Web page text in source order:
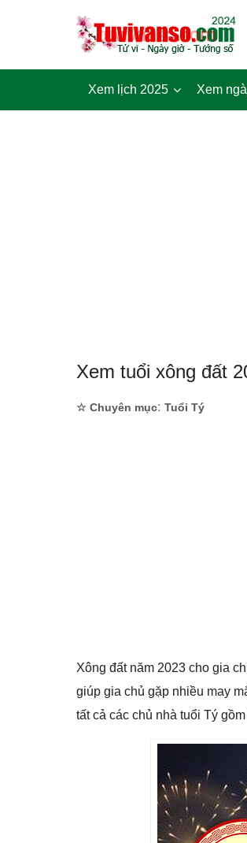
Xem lịch 2025 Xem
Xem tuổi xông đất
☆ Chuyên mục: Tuổi Tý
Xông đất năm 2023 cho gia
giúp gia chủ gặp nhiều may
tất cả các chủ nhà tuổi Tý